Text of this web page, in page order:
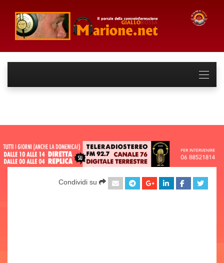
Condividi su